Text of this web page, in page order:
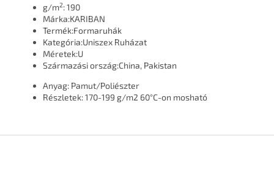
g/m2:190
Márka:KARIBAN
Termék:Formaruhák
Kategória:Uniszex Ruházat
Méretek:U
Származási ország:China, Pakistan
Anyag: Pamut/Poliészter
Részletek:170-199 g/m2 60°C-on mosható